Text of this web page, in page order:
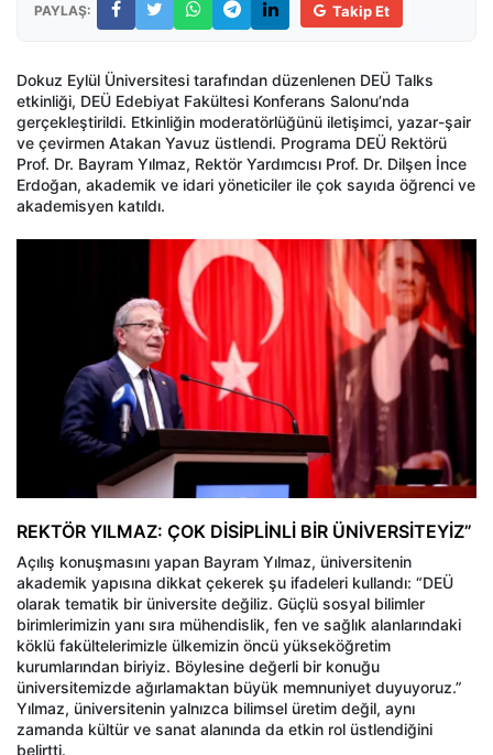
PAYLAŞ: Takip Et
Dokuz Eylül Üniversitesi tarafından düzenlenen DEÜ Talks
etkinliği, DEÜ Edebiyat Fakültesi Konferans Salonu’nda
gerçekleştirildi. Etkinliğin moderatörlüğünü iletişimci, yazar-şair
ve çevirmen Atakan Yavuz üstlendi. Programa DEÜ Rektörü
Prof. Dr. Bayram Yılmaz, Rektör Yardımcısı Prof. Dr. Dilşen İnce
Erdoğan, akademik ve idari yöneticiler ile çok sayıda öğrenci ve
akademisyen katıldı.
REKTÖR YILMAZ: ÇOK DİSİPLİNLİ BİR ÜNİVERSİTEYİZ”
Açılış konuşmasını yapan Bayram Yılmaz, üniversitenin
akademik yapısına dikkat çekerek şu ifadeleri kullandı: “DEÜ
olarak tematik bir üniversite değiliz. Güçlü sosyal bilimler
birimlerimizin yanı sıra mühendislik, fen ve sağlık alanlarındaki
köklü fakültelerimizle ülkemizin öncü yükseköğretim
kurumlarından biriyiz. Böylesine değerli bir konuğu
üniversitemizde ağırlamaktan büyük memnuniyet duyuyoruz.”
Yılmaz, üniversitenin yalnızca bilimsel üretim değil, aynı
zamanda kültür ve sanat alanında da etkin rol üstlendiğini
belirtti.